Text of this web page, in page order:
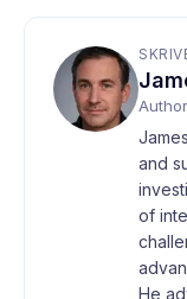
Author
and
of
He